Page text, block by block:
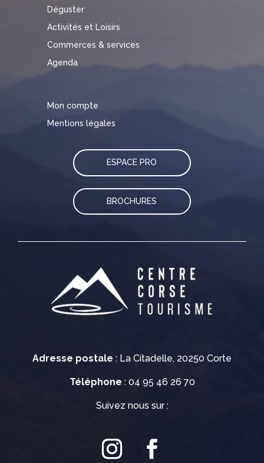
Adresse postale : La Citadelle, 20250 Corte
Téléphone : 04 95 46 26 70
Suivez nous sur :
Déguster
Activités et Loisirs
Commerces & services
Agenda
Mon compte
Mentions légales
ESPACE PRO
BROCHURES